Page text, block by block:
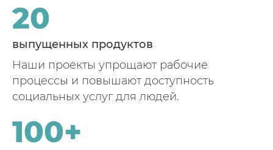
20
выпущенных продуктов
Наши проекты упрощают рабочие
процессы и повышают доступность
социальных услуг для людей.
100+